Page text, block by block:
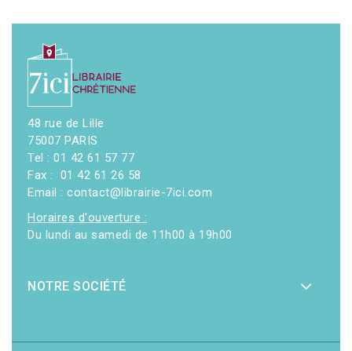
48 rue de Lille
75007 PARIS
Tel : 01 42 61 57 77
Fax : 01 42 61 26 58
Email : contact@librairie-7ici.com
Horaires d'ouverture :
Du lundi au samedi de 11h00 à 19h00
NOTRE SOCIÉTÉ